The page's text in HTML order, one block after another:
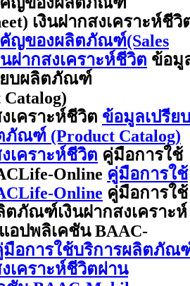
เงินฝากสงเคราะห์ชีวิ
ญของผลิตภัณฑ์(Sales
นฝากสงเคราะห์ชีวิต ข้อมู
ยบผลิตภัณฑ์
เคราะห์ชีวิต ข้อมูลเปรียบ
ภัณฑ์ (Product Catalog)
เคราะห์ชีวิต คู่มือการใช้
Online คู่มือการใช้
Online คู่มือการใช้
ตภัณฑ์เงินฝากสงเคราะห์
อปพลิเคชัน BAAC-
มือการใช้บริการผลิตภัณ
เคราะห์ชีวิตผ่าน